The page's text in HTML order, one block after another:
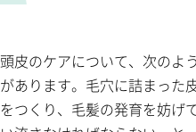
頭皮のケアについて、次のよ
があります。毛穴に詰まった
をつくり、毛髪の発育を妨げ